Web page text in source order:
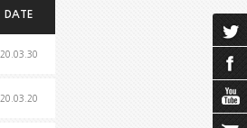
DATE
20.03.30
20.03.20